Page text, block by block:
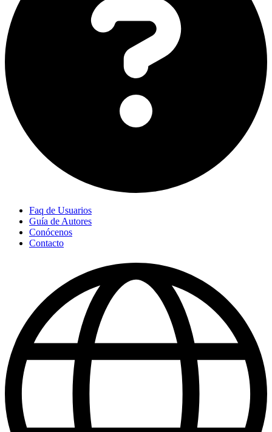
Faq de Usuarios
Guía de Autores
Conócenos
Contacto